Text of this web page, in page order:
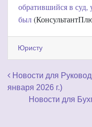
обратившийся в суд,
был
Юристу
Навигация
Новости для
января 2026 г.)
Новости для